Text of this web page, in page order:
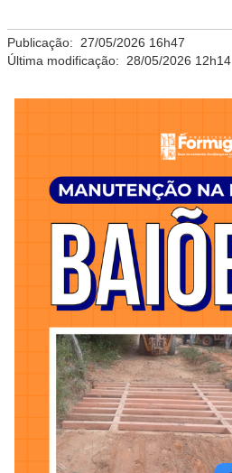
Publicação: 27/05/2026 16h47
Última modificação: 28/05/2026 12h14